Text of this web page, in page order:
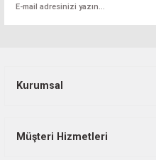
Bu ürüne benzer farklı alternatifler
Kurumsal
Müşteri Hizmetleri